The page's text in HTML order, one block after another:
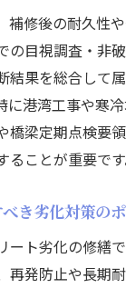
補修後の耐久性
の目視調査・非
結果を総合して
に港湾工事や寒
橋梁定期点検要
ことが重要です
き劣化対策の
ート劣化の修繕
再発防止や長期